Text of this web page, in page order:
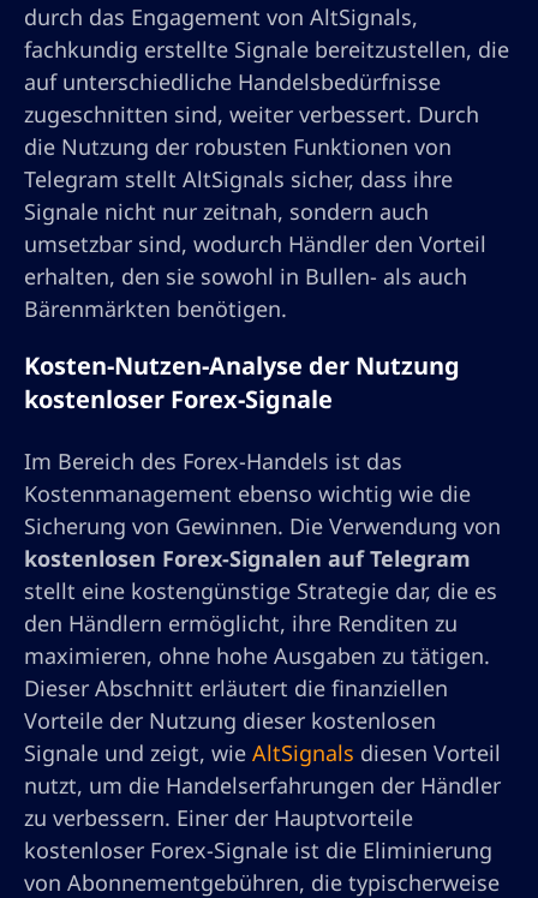
durch das Engagement von AltSignals,
fachkundig erstellte Signale bereitzustellen, die
auf unterschiedliche Handelsbedürfnisse
zugeschnitten sind, weiter verbessert. Durch
die Nutzung der robusten Funktionen von
Telegram stellt AltSignals sicher, dass ihre
Signale nicht nur zeitnah, sondern auch
umsetzbar sind, wodurch Händler den Vorteil
erhalten, den sie sowohl in Bullen- als auch
Bärenmärkten benötigen.
Kosten-Nutzen-Analyse der Nutzung
kostenloser Forex-Signale
Im Bereich des Forex-Handels ist das
Kostenmanagement ebenso wichtig wie die
Sicherung von Gewinnen. Die Verwendung von
kostenlosen Forex-Signalen auf Telegram
stellt eine kostengünstige Strategie dar, die es
den Händlern ermöglicht, ihre Renditen zu
maximieren, ohne hohe Ausgaben zu tätigen.
Dieser Abschnitt erläutert die finanziellen
Vorteile der Nutzung dieser kostenlosen
Signale und zeigt, wie AltSignals diesen Vorteil
nutzt, um die Handelserfahrungen der Händler
zu verbessern. Einer der Hauptvorteile
kostenloser Forex-Signale ist die Eliminierung
von Abonnementgebühren, die typischerweise